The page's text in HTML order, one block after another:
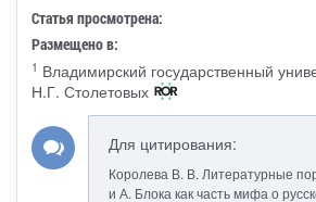
Статья просмотрена:
Размещено в:
1 Владимирский государственный
Н.Г. Столетовых
Для цитирования:
Королева В. В. Литературные
и А. Блока как часть мифа о